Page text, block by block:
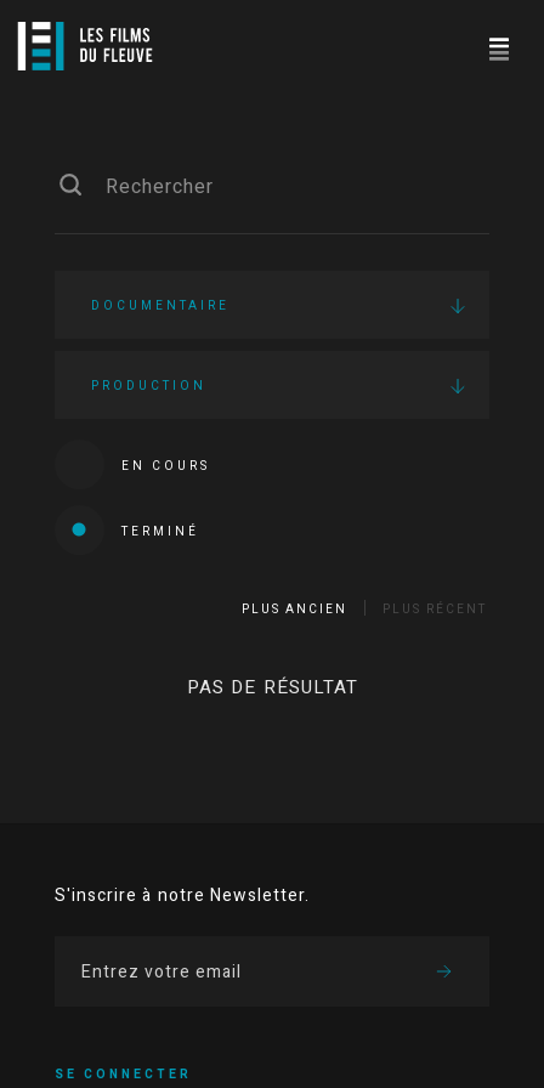
DOCUMENTAIRE
PRODUCTION
EN COURS
TERMINÉ
PLUS ANCIEN PLUS RÉCENT
PAS DE RÉSULTAT
S'inscrire à notre Newsletter.
SE CONNECTER